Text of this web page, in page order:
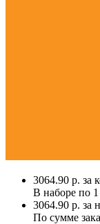
3064.90 р. за
В наборе по
3064.90 р. за
По сумме